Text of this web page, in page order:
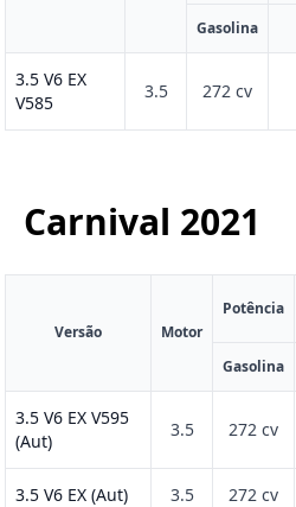
Gasolina
3.5 V6 EX
V585
3.5 272 cv
Carnival 2021
Versão Motor
Potência
Gasolina
3.5 V6 EX V595
(Aut)
3.5 272 cv
3.5 V6 EX (Aut) 3.5 272 cv